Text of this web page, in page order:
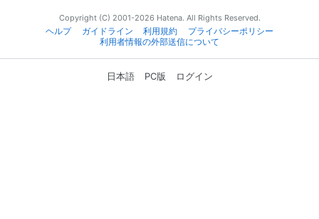
Copyright (C) 2001-2026 Hatena. All Rights Reserved.
ヘルプ
ガイドライン 利用規約
プライバシーポリシー
利用者情報の外部送信について
日本語 PC版 ログイン